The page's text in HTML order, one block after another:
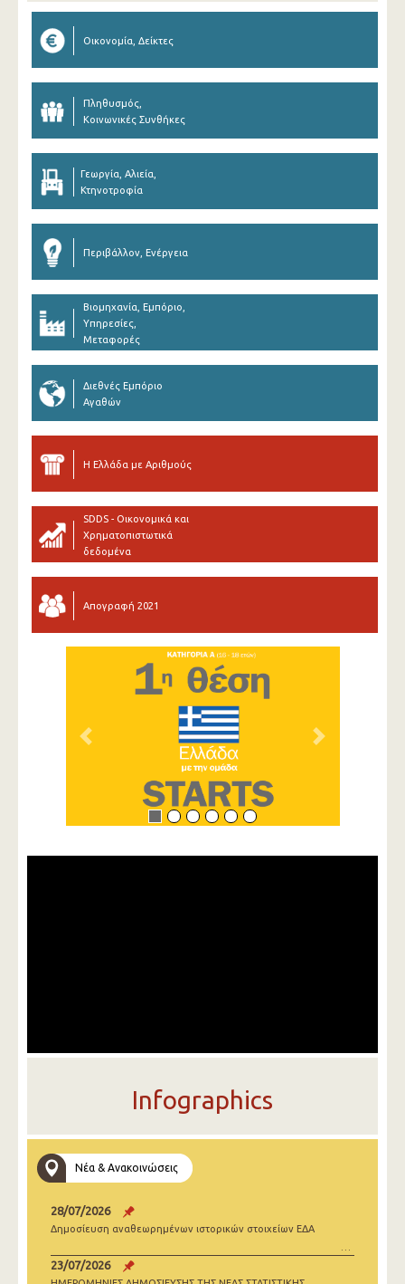
Οικονομία, Δείκτες
Πληθυσμός,
Κοινωνικές Συνθήκες
Γεωργία, Αλιεία,
Κτηνοτροφία
Περιβάλλον, Ενέργεια
Βιομηχανία, Εμπόριο,
Υπηρεσίες,
Μεταφορές
Διεθνές Εμπόριο
Αγαθών
Η Ελλάδα με Αριθμούς
SDDS - Οικονομικά και
Χρηματοπιστωτικά
δεδομένα
Απογραφή 2021
Previous Next
Infographics
Νέα & Ανακοινώσεις
28/07/2026
Δημοσίευση αναθεωρημένων ιστορικών στοιχείων ΕΔΑ
23/07/2026